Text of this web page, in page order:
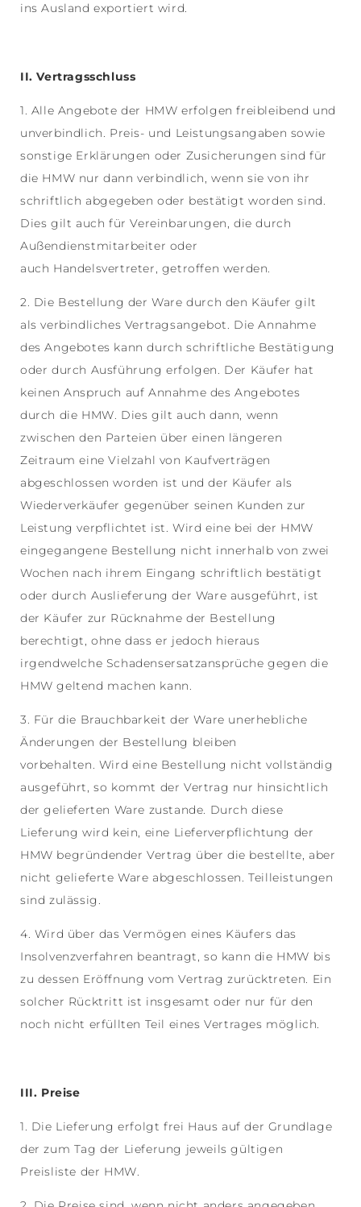
ins Ausland exportiert wird.
II. Vertragsschluss
1. Alle Angebote der HMW erfolgen freibleibend und
unverbindlich. Preis- und Leistungsangaben sowie
sonstige Erklärungen oder Zusicherungen sind für
die HMW nur dann verbindlich, wenn sie von ihr
schriftlich abgegeben oder bestätigt worden sind.
Dies gilt auch für Vereinbarungen, die durch
Außendienstmitarbeiter oder
auch Handelsvertreter, getroffen werden.
2. Die Bestellung der Ware durch den Käufer gilt
als verbindliches Vertragsangebot. Die Annahme
des Angebotes kann durch schriftliche Bestätigung
oder durch Ausführung erfolgen. Der Käufer hat
keinen Anspruch auf Annahme des Angebotes
durch die HMW. Dies gilt auch dann, wenn
zwischen den Parteien über einen längeren
Zeitraum eine Vielzahl von Kaufverträgen
abgeschlossen worden ist und der Käufer als
Wiederverkäufer gegenüber seinen Kunden zur
Leistung verpflichtet ist. Wird eine bei der HMW
eingegangene Bestellung nicht innerhalb von zwei
Wochen nach ihrem Eingang schriftlich bestätigt
oder durch Auslieferung der Ware ausgeführt, ist
der Käufer zur Rücknahme der Bestellung
berechtigt, ohne dass er jedoch hieraus
irgendwelche Schadensersatzansprüche gegen die
HMW geltend machen kann.
3. Für die Brauchbarkeit der Ware unerhebliche
Änderungen der Bestellung bleiben
vorbehalten. Wird eine Bestellung nicht vollständig
ausgeführt, so kommt der Vertrag nur hinsichtlich
der gelieferten Ware zustande. Durch diese
Lieferung wird kein, eine Lieferverpflichtung der
HMW begründender Vertrag über die bestellte, aber
nicht gelieferte Ware abgeschlossen. Teilleistungen
sind zulässig.
4. Wird über das Vermögen eines Käufers das
Insolvenzverfahren beantragt, so kann die HMW bis
zu dessen Eröffnung vom Vertrag zurücktreten. Ein
solcher Rücktritt ist insgesamt oder nur für den
noch nicht erfüllten Teil eines Vertrages möglich.
III. Preise
1. Die Lieferung erfolgt frei Haus auf der Grundlage
der zum Tag der Lieferung jeweils gültigen
Preisliste der HMW.